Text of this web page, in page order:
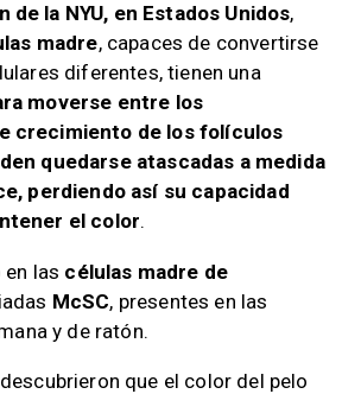
de la NYU, en Estados Unidos,
madre, capaces de convertirse
diferentes, tienen una
moverse entre los
crecimiento de los folículos
quedarse atascadas a medida
perdiendo así su capacidad
el color.
las células madre de
McSC, presentes en las
y de ratón.
que el color del pelo